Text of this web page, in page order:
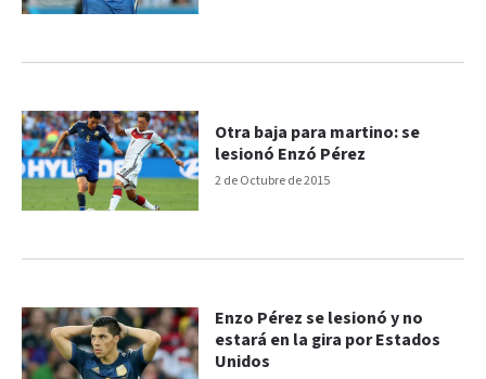
2 de Octubre de 2015
Otra baja para martino: se
lesionó Enzó Pérez
Enzo Pérez se lesionó y no
estará en la gira por Estados
Unidos